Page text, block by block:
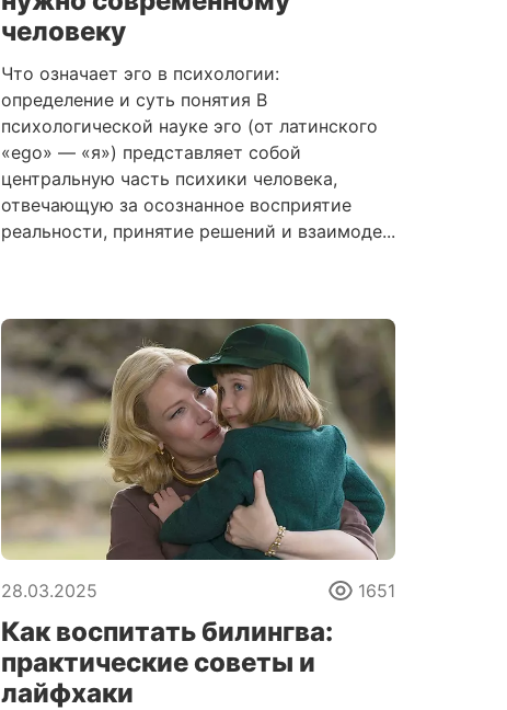
человеку
Что означает эго в психологии:
определение и суть понятия В
психологической науке эго (от латинского
«ego» — «я») представляет собой
центральную часть психики человека,
отвечающую за осознанное восприятие
реальности, принятие решений и взаимоде...
28.03.2025 1651
Как воспитать билингва:
практические советы и
лайфхаки